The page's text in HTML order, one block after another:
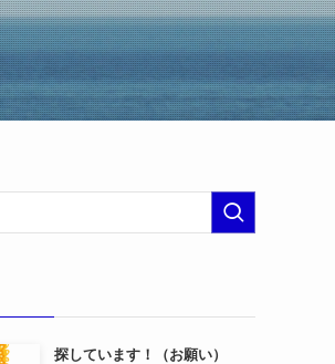
探しています！（お願い）